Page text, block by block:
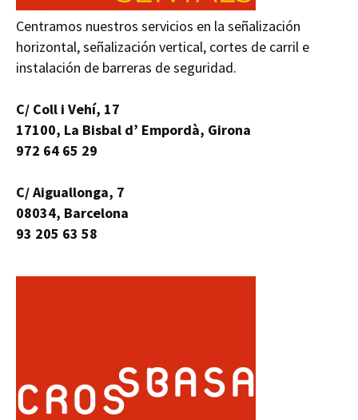
Centramos nuestros servicios en la señalización
horizontal, señalización vertical, cortes de carril e
instalación de barreras de seguridad.
C/ Coll i Vehí, 17
17100, La Bisbal d’ Empordà, Girona
972 64 65 29
C/ Aiguallonga, 7
08034, Barcelona
93 205 63 58